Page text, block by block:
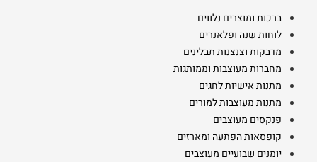
ברכות ומוצרים נלווים
לוחות שנה ופלאנרים
מדבקות וצנצנות תבלינים
מחברות מעוצבות וממותגות
מתנות אישיות לחגים
מתנות מעוצבות למורים
פנקסים מעוצבים
קופסאות הפתעה ומארזים
יומנים שבועיים מעוצבים